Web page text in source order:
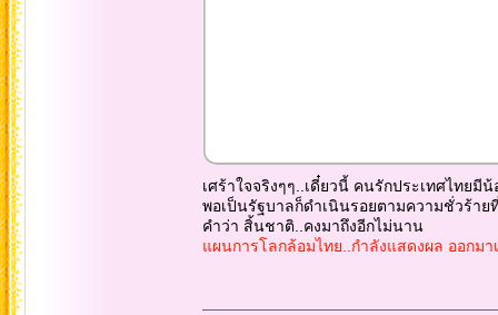
เศร้าใจจริงๆๆ..เดี๋ยวนี้ คนรักประเทศไทยมี
พอเป็นรัฐบาลก็ดำเนินรอยตามความชั่วร้าย
คำว่า สิ้นชาติ..คงมาถึงอีกไม่นาน
แผนการโลกล้อมไทย..กำลังแสดงผล ออกม